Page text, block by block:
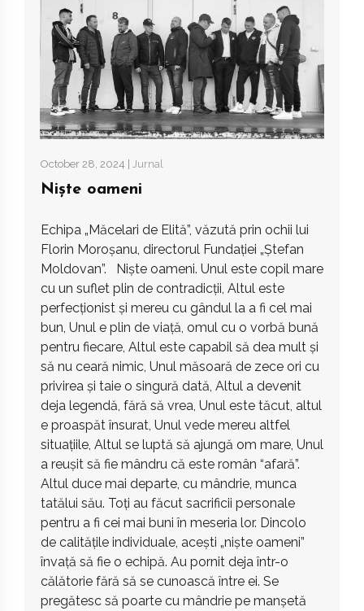
October 28, 2024 | Jurnal
Niște oameni
Echipa „Măcelari de Elită”, văzută prin ochii lui
Florin Moroșanu, directorul Fundației „Ștefan
Moldovan”. Niște oameni. Unul este copil mare
cu un suflet plin de contradicții, Altul este
perfecționist și mereu cu gândul la a fi cel mai
bun, Unul e plin de viață, omul cu o vorbă bună
pentru fiecare, Altul este capabil să dea mult și
să nu ceară nimic, Unul măsoară de zece ori cu
privirea și taie o singură dată, Altul a devenit
deja legendă, fără să vrea, Unul este tăcut, altul
e proaspăt însurat, Unul vede mereu altfel
situațiile, Altul se luptă să ajungă om mare, Unul
a reușit să fie mândru că este român “afară”.
Altul duce mai departe, cu mândrie, munca
tatălui său. Toți au făcut sacrificii personale
pentru a fi cei mai buni în meseria lor. Dincolo
de calitățile individuale, acești „niște oameni”
învață să fie o echipă. Au pornit deja într-o
călătorie fără să se cunoască între ei. Se
pregătesc să poarte cu mândrie pe manșetă